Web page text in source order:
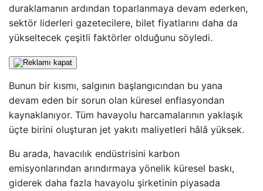
duraklamanın ardından toparlanmaya devam ederken,
sektör liderleri gazetecilere, bilet fiyatlarını daha da
yükseltecek çeşitli faktörler olduğunu söyledi.
Bunun bir kısmı, salgının başlangıcından bu yana
devam eden bir sorun olan küresel enflasyondan
kaynaklanıyor. Tüm havayolu harcamalarının yaklaşık
üçte birini oluşturan jet yakıtı maliyetleri hâlâ yüksek.
Bu arada, havacılık endüstrisini karbon
emisyonlarından arındırmaya yönelik küresel baskı,
giderek daha fazla havayolu şirketinin piyasada